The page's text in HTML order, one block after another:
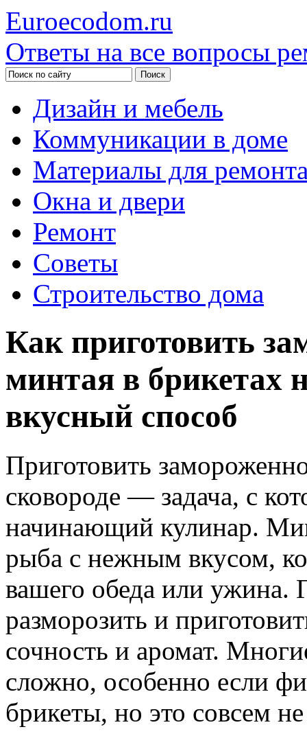
Euroecodom.ru
Ответы на все вопросы
Дизайн и мебель
Коммуникации в доме
Материалы для
Окна и двери
Ремонт
Советы
Строительство дома
Как приготовить
минтая в брикетах
вкусный способ
Приготовить
сковороде — задача, с
начинающий кулинар.
рыба с нежным вкусом,
вашего обеда или ужина.
разморозить и
сочность и аромат.
сложно, особенно если
брикеты, но это совсем